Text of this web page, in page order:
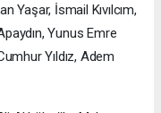
Yaşar, İsmail Kıvılcım,
Yunus Emre
Yıldız, Adem